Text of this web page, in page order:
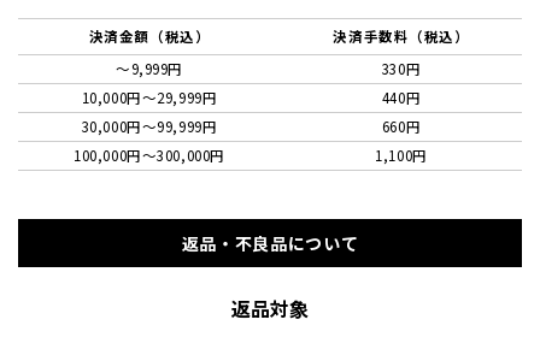
決済金額（税込）
決済手数料（税込）
～9,999円
330円
10,000円〜29,999円
440円
30,000円〜99,999円
660円
100,000円〜300,000円
1,100円
返品・不良品について
返品対象